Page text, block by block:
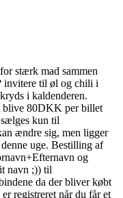
stærk mad sammen
invitere til øl og chili i
i kaldenderen.
blive 80DKK per billet
kun til
ændre sig, men ligger
uge. Bestilling af
og
navn ;)) til
da der bliver købt
registreret når du får et